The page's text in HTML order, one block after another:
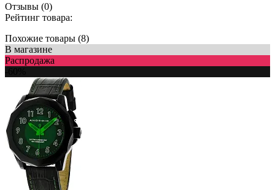
Отзывы (0)
Рейтинг товара:
Похожие товары (8)
В магазине
Распродажа